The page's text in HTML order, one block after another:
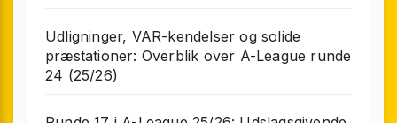
Udligninger, VAR-kendelser og solide
præstationer: Overblik over A-League runde
24 (25/26)